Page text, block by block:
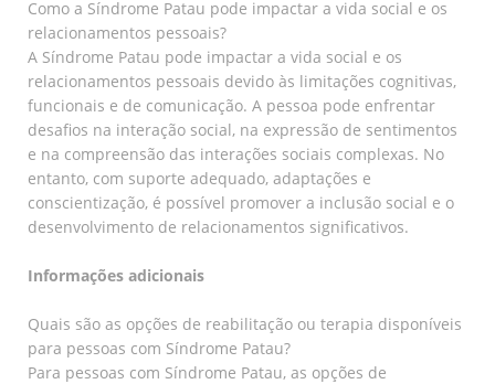
Como a Síndrome Patau pode impactar a vida social e os
relacionamentos pessoais?
A Síndrome Patau pode impactar a vida social e os
relacionamentos pessoais devido às limitações cognitivas,
funcionais e de comunicação. A pessoa pode enfrentar
desafios na interação social, na expressão de sentimentos
e na compreensão das interações sociais complexas. No
entanto, com suporte adequado, adaptações e
conscientização, é possível promover a inclusão social e o
desenvolvimento de relacionamentos significativos.
Informações adicionais
Quais são as opções de reabilitação ou terapia disponíveis
para pessoas com Síndrome Patau?
Para pessoas com Síndrome Patau, as opções de